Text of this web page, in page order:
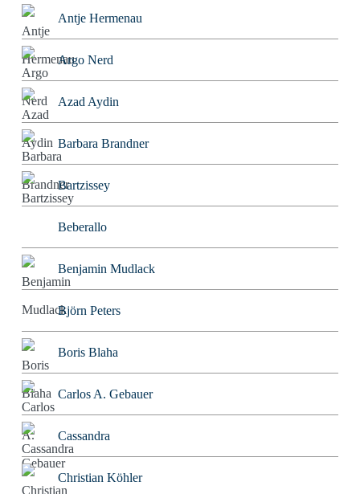
Antje Hermenau
Argo Nerd
Azad Aydin
Barbara Brandner
Bartzissey
Beberallo
Benjamin Mudlack
Björn Peters
Boris Blaha
Carlos A. Gebauer
Cassandra
Christian Köhler